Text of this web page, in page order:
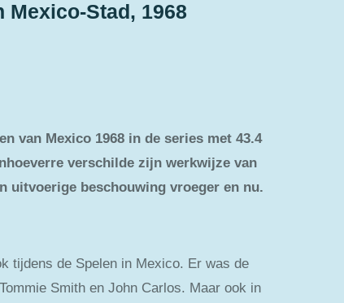
Mexico-Stad, 1968
van Mexico 1968 in de series met 43.4
verschilde zijn werkwijze van
uitvoerige beschouwing vroeger en nu.
tijdens de Spelen in Mexico. Er was de
Smith en John Carlos. Maar ook in